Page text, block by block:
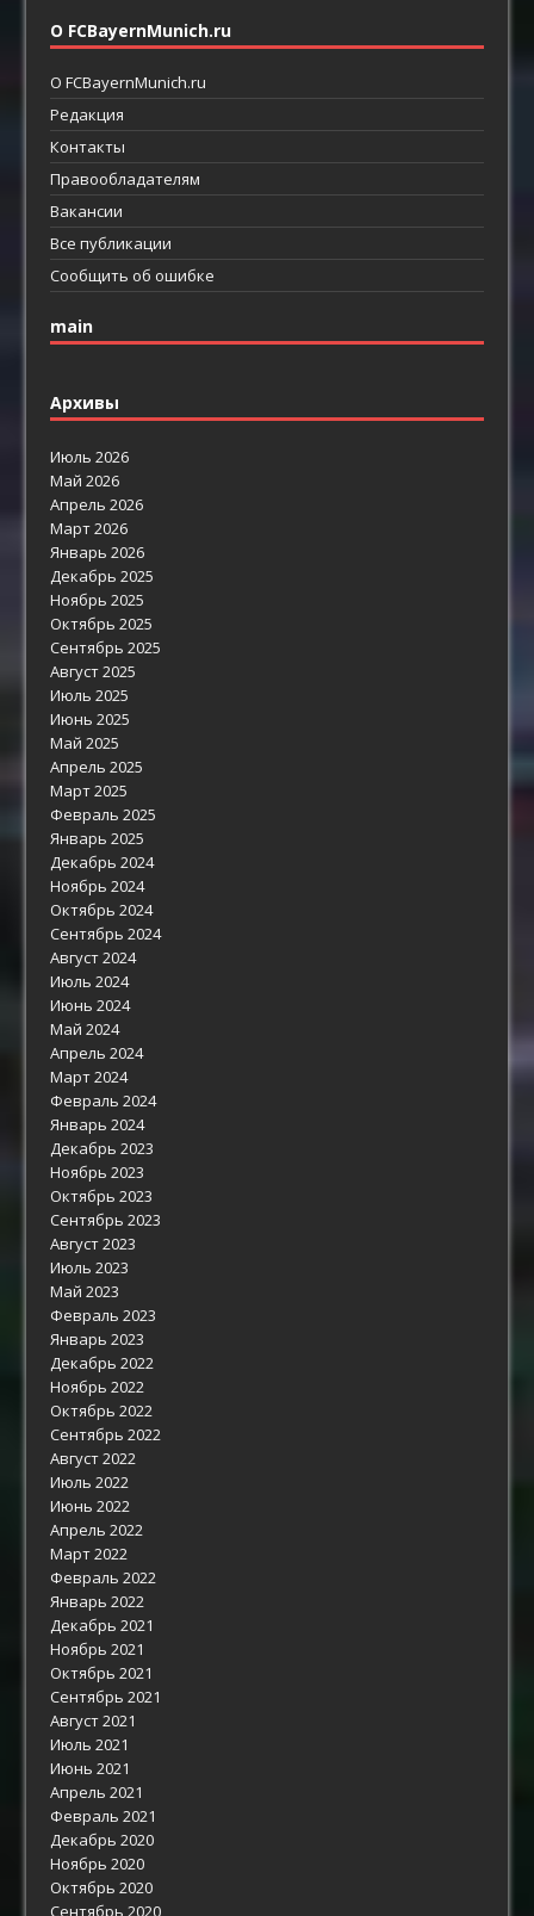
О FCBayernMunich.ru
О FCBayernMunich.ru
Редакция
Контакты
Правообладателям
Вакансии
Все публикации
Сообщить об ошибке
main
Архивы
Июль 2026
Май 2026
Апрель 2026
Март 2026
Январь 2026
Декабрь 2025
Ноябрь 2025
Октябрь 2025
Сентябрь 2025
Август 2025
Июль 2025
Июнь 2025
Май 2025
Апрель 2025
Март 2025
Февраль 2025
Январь 2025
Декабрь 2024
Ноябрь 2024
Октябрь 2024
Сентябрь 2024
Август 2024
Июль 2024
Июнь 2024
Май 2024
Апрель 2024
Март 2024
Февраль 2024
Январь 2024
Декабрь 2023
Ноябрь 2023
Октябрь 2023
Сентябрь 2023
Август 2023
Июль 2023
Май 2023
Февраль 2023
Январь 2023
Декабрь 2022
Ноябрь 2022
Октябрь 2022
Сентябрь 2022
Август 2022
Июль 2022
Июнь 2022
Апрель 2022
Март 2022
Февраль 2022
Январь 2022
Декабрь 2021
Ноябрь 2021
Октябрь 2021
Сентябрь 2021
Август 2021
Июль 2021
Июнь 2021
Апрель 2021
Февраль 2021
Декабрь 2020
Ноябрь 2020
Октябрь 2020
Сентябрь 2020